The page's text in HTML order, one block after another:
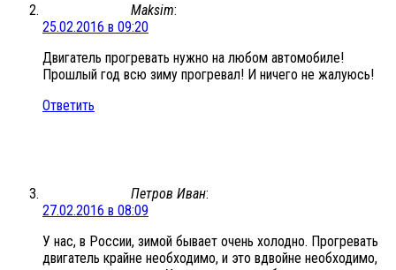
Maksim:
25.02.2016 в 09:20
Двигатель прогревать нужно на любом автомобиле!
Прошлый год всю зиму прогревал! И ничего не жалуюсь!
Ответить
Петров Иван:
27.02.2016 в 08:09
У нас, в России, зимой бывает очень холодно. Прогревать
двигатель крайне необходимо, и это вдвойне необходимо,